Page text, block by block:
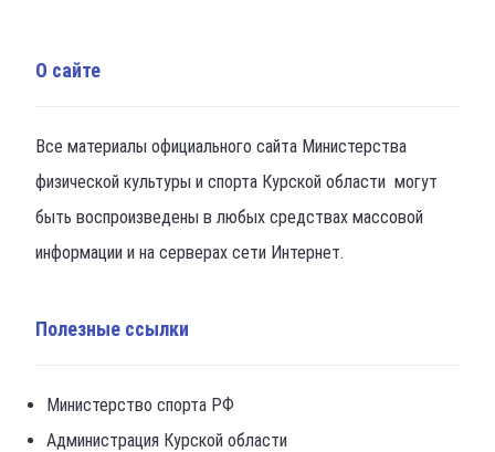
О сайте
Все материалы официального сайта Министерства
физической культуры и спорта Курской области могут
быть воспроизведены в любых средствах массовой
информации и на серверах сети Интернет.
Полезные ссылки
Министерство спорта РФ
Администрация Курской области